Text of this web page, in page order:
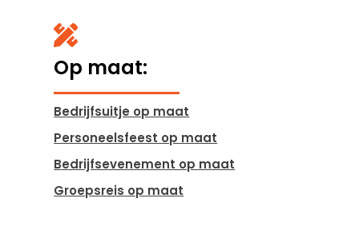

Op maat:
Bedrijfsuitje op maat
Personeelsfeest op maat
Bedrijfsevenement op maat
Groepsreis op maat